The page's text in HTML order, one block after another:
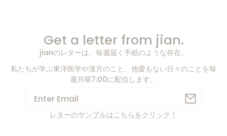
Get a letter from jian.
jianのレターは、毎週届く手紙のような存在。
私たちが学ぶ東洋医学や漢方のこと、他愛もない日々のことを毎
週月曜7:00に配信します。
レターのサンプルはこちらをクリック！